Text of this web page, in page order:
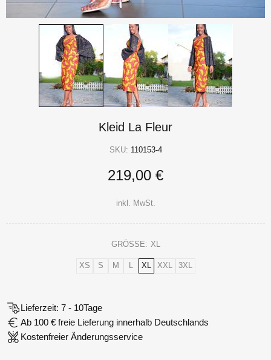
Kleid La Fleur
SKU: 110153-4
219,00 €
inkl. MwSt.
GRÖSSE: XL
XS S M L XL XXL 3XL
Lieferzeit: 7 - 10Tage
Ab 100 € freie Lieferung innerhalb Deutschlands
Kostenfreier Änderungsservice